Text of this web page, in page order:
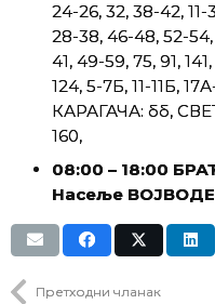
24-26, 32, 38-42,
28-38, 46-48, 52-54,
41, 49-59, 75, 91,
124, 5-7Б, 11-11Б,
КАРАГАЧА: бб,
160,
08:00 – 18:00
Насеље
Претходни чланак